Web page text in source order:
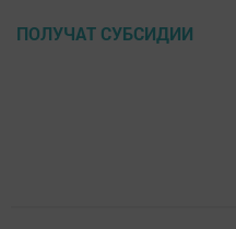
ПОЛУЧАТ СУБСИДИИ